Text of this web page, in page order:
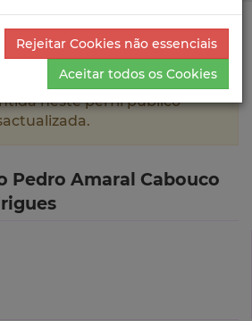
João Pedro Amaral Cabouco
neste perfil público
Pedro Amaral Cabouco
Rejeitar Cookies não essenciais
Aceitar todos os Cookies